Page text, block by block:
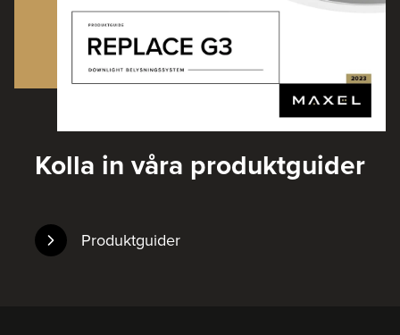
Kolla in våra produktguider
Produktguider